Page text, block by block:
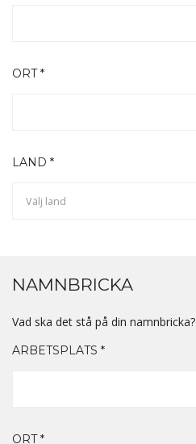
ORT *
LAND *
Välj land
NAMNBRICKA
Vad ska det stå på din namnbricka?
ARBETSPLATS *
ORT *